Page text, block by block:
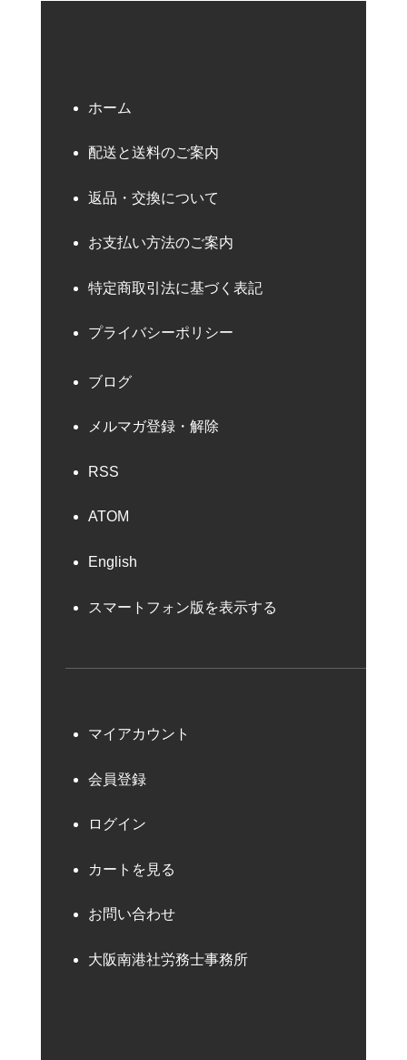
ホーム
配送と送料のご案内
返品・交換について
お支払い方法のご案内
特定商取引法に基づく表記
プライバシーポリシー
ブログ
メルマガ登録・解除
RSS
ATOM
English
スマートフォン版を表示する
マイアカウント
会員登録
ログイン
カートを見る
お問い合わせ
大阪南港社労務士事務所